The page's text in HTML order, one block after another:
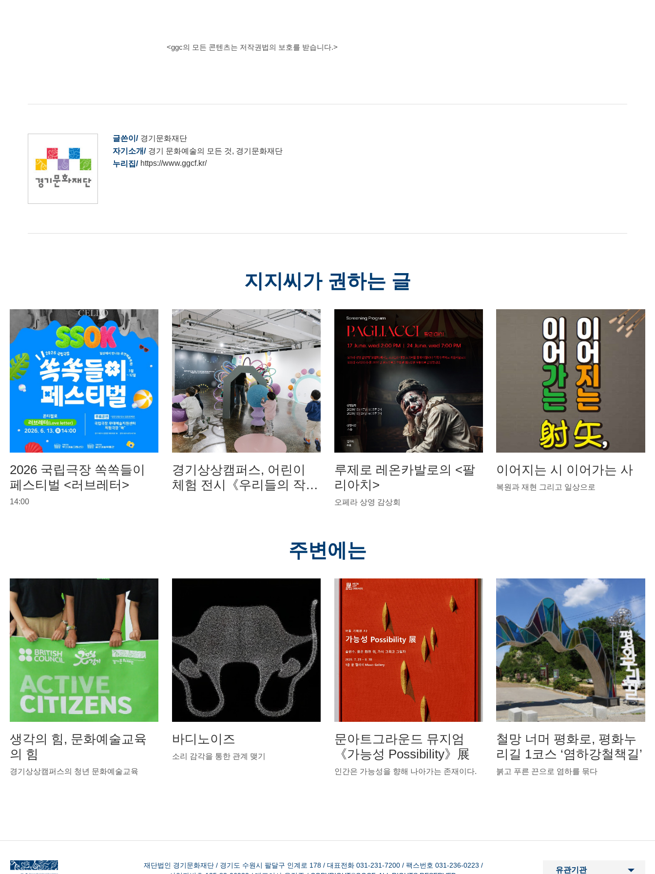
<ggc의 모든 콘텐츠는 저작권법의 보호를 받습니다.>
글쓴이
경기문화재단
자기소개
경기 문화예술의 모든 것, 경기문화재단
누리집
https://www.ggcf.kr/
지지씨가 권하는 글
2026 국립극장 쏙쏙들이
페스티벌 <러브레터>
14:00
경기상상캠퍼스, 어린이
체험 전시《우리들의 작은
루제로 레온카발로의 <팔
리아치>
오페라 상영 감상회
이어지는 시 이어가는 사
복원과 재현 그리고 일상으로
주변에는
생각의 힘, 문화예술교육
의 힘
경기상상캠퍼스의 청년 문화예술교육
바디노이즈
소리 감각을 통한 관계 맺기
문아트그라운드 뮤지엄
《가능성 Possibility》展
인간은 가능성을 향해 나아가는 존재이다.
철망 너머 평화로, 평화누
리길 1코스 ‘염하강철책길’
붉고 푸른 끈으로 염하를 묶다
재단법인 경기문화재단 / 경기도 수원시 팔달구 인계로 178 /대표전화 031-231-7200 /팩스번호 031-236-0223 /